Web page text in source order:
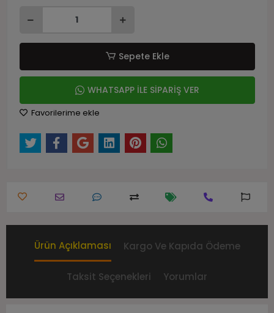
Sepete Ekle
WHATSAPP İLE SİPARİŞ VER
Favorilerime ekle
Ürün Açıklaması Kargo Ve Kapıda Ödeme
Taksit Seçenekleri Yorumlar